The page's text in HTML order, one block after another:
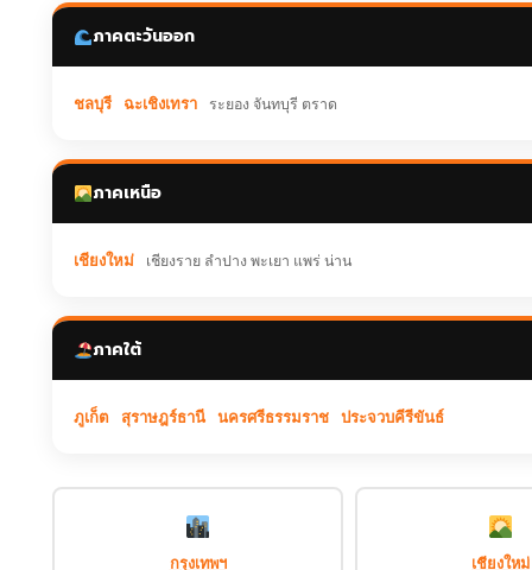
ภาคตะวันออก
ชลบุรี ฉะเชิงเทรา ระยอง จันทบุรี ตราด
ภาคเหนือ
เชียงใหม่ เชียงราย ลำปาง พะเยา แพร่ น่าน
ภาคใต้
ภูเก็ต สุราษฎร์ธานี นครศรีธรรมราช ประจวบคีรีขันธ์
กรุงเทพฯ เชียงใหม่